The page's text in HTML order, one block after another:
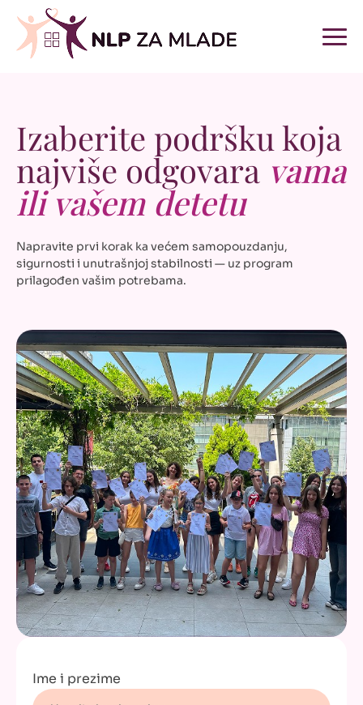
Izaberite podršku koja
najviše odgovara vama
ili vašem detetu
Napravite prvi korak ka većem samopouzdanju,
sigurnosti i unutrašnjoj stabilnosti — uz program
prilagođen vašim potrebama.
Ime i prezime